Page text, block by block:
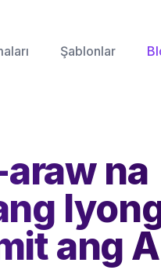
Şablonlar
na
ang